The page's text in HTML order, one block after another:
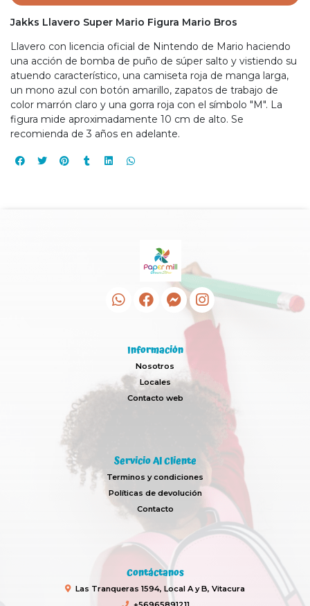
Jakks Llavero Super Mario Figura Mario Bros
Llavero con licencia oficial de Nintendo de Mario haciendo
una acción de bomba de puño de súper salto y vistiendo su
atuendo característico, una camiseta roja de manga larga,
un mono azul con botón amarillo, zapatos de trabajo de
color marrón claro y una gorra roja con el símbolo "M". La
figura mide aproximadamente 10 cm de alto. Se
recomienda de 3 años en adelante.
Información
Nosotros
Locales
Contacto web
Servicio Al Cliente
Terminos y condiciones
Políticas de devolución
Contacto
Contáctanos
Las Tranqueras 1594, Local A y B, Vitacura